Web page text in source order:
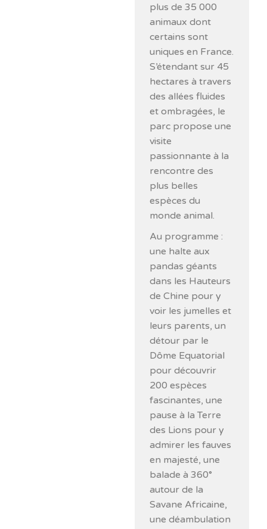
plus de 35 000
animaux dont
certains sont
uniques en France.
S’étendant sur 45
hectares à travers
des allées fluides
et ombragées, le
parc propose une
visite
passionnante à la
rencontre des
plus belles
espèces du
monde animal.
Au programme :
une halte aux
pandas géants
dans les Hauteurs
de Chine pour y
voir les jumelles et
leurs parents, un
détour par le
Dôme Equatorial
pour découvrir
200 espèces
fascinantes, une
pause à la Terre
des Lions pour y
admirer les fauves
en majesté, une
balade à 360°
autour de la
Savane Africaine,
une déambulation